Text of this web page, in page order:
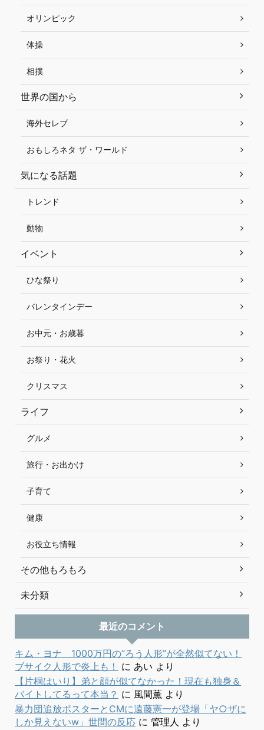
オリンピック
体操
相撲
世界の国から
海外セレブ
おもしろネタ ザ・ワールド
気になる話題
トレンド
動物
イベント
ひな祭り
バレンタインデー
お中元・お歳暮
お祭り・花火
クリスマス
ライフ
グルメ
旅行・お出かけ
子育て
健康
お役立ち情報
その他もろもろ
未分類
最近のコメント
キム・ヨナ 1000万円の”ろう人形”が全然似てない！
ブサイク人形で炎上も！
に あい より
【片桐はいり】弟と顔が似てなかった！現在も独身＆
バイトしてるって本当？ に 風間薫 より
暴力団追放ポスターとCMに遠藤憲一が登場「ヤ○ザに
しか見えないw」世間の反応 に 管理人 より